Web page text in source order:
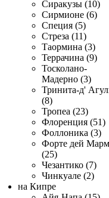
Сиракузы (10)
Сирмионе (6)
Специя (5)
Стреза (11)
Таормина (3)
Террачина (9)
Тосколано-
Мадерно (3)
Тринита-д'
(8)
Тропеа (23)
Флоренция (51)
Фоллоника (3)
Форте дей
(25)
Чезантико (7)
Чинкуале (2)
на Кипре